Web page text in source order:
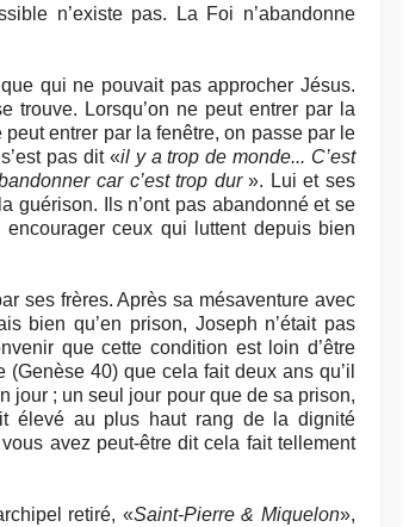
n’existe pas. La Foi n’abandonne
qui ne pouvait pas approcher Jésus.
Lorsqu’on ne peut entrer par la
entrer par la fenêtre, on passe par le
pas dit «il y a trop de monde... C’est
car c’est trop dur». Lui et ses
guérison. Ils n’ont pas abandonné et se
ceux qui luttent depuis bien
ses frères. Après sa mésaventure avec
bien qu’en prison, Joseph n’était pas
que cette condition est loin d’être
40) que cela fait deux ans qu’il
jour ; un seul jour pour que de sa prison,
élevé au plus haut rang de la dignité
avez peut-être dit cela fait tellement
retiré, «Saint-Pierre & Miquelon»,